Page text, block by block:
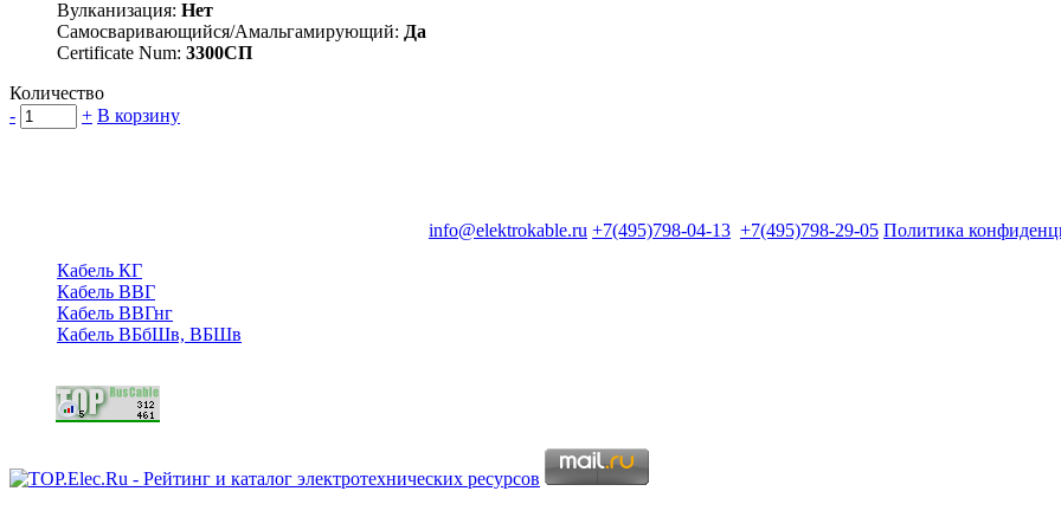
Вулканизация: Нет
Самосваривающийся/Амальгамирующий: Да
Certificate Num: 3300СП
Количество
-
+ В корзину
info@elektrokable.ru +7(495)798-04-13 +7(495)798-29-05 Политика
Кабель КГ
Кабель ВВГ
Кабель ВВГнг
Кабель ВБбШв, ВБШв